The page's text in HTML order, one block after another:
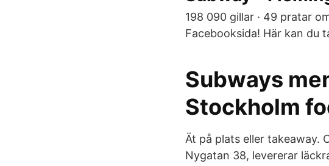
198 090 gillar · 49 pratar
Facebooksida! Här kan du
Subways
Stockholm
Ät på plats eller takeaway.
Nygatan 38, levererar